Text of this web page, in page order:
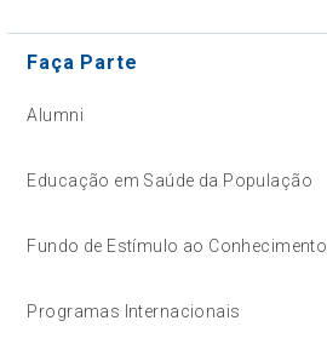
Faça Parte
Alumni
Educação em Saúde da População
Fundo de Estímulo ao Conhecimento
Programas Internacionais